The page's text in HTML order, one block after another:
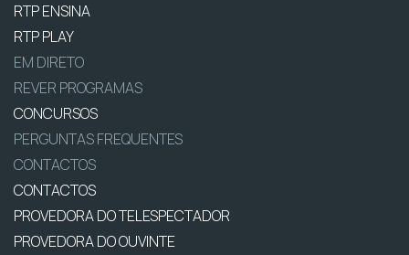
RTP ENSINA
RTP PLAY
EM DIRETO
REVER PROGRAMAS
CONCURSOS
PERGUNTAS FREQUENTES
CONTACTOS
CONTACTOS
PROVEDORA DO TELESPECTADOR
PROVEDORA DO OUVINTE